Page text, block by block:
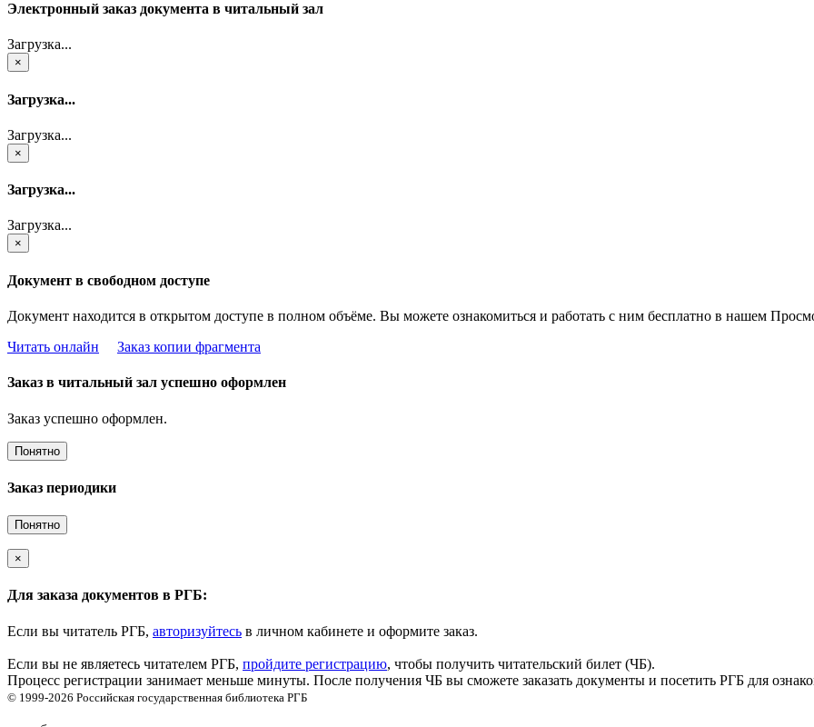
Электронный заказ документа в читальный зал
Загрузка...
×
Загрузка...
Загрузка...
×
Загрузка...
Загрузка...
×
Документ в свободном доступе
Документ находится в открытом доступе в полном объёме. Вы можете ознакомиться и работать с ним бесплатно в нашем
Читать онлайн
Заказ копии фрагмента
Заказ в читальный зал успешно оформлен
Заказ успешно оформлен.
Понятно
Заказ периодики
Понятно
×
Для заказа документов в РГБ:
Если вы читатель РГБ, авторизуйтесь в личном кабинете и оформите заказ.
Если вы не являетесь читателем РГБ, пройдите регистрацию, чтобы получить читательский билет (ЧБ).
Процесс регистрации занимает меньше минуты. После получения ЧБ вы сможете заказать документы и посетить РГБ для
© 1999-2026 Российская государственная библиотека РГБ